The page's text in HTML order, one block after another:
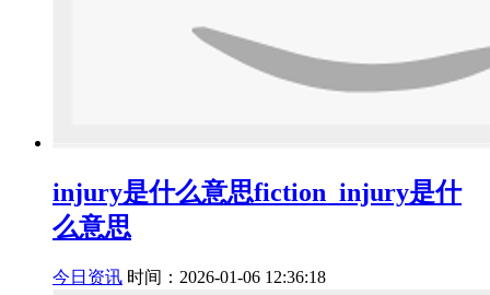
injury是什么意思fiction_injury是什
么意思
今日资讯 时间：2026-01-06 12:36:18